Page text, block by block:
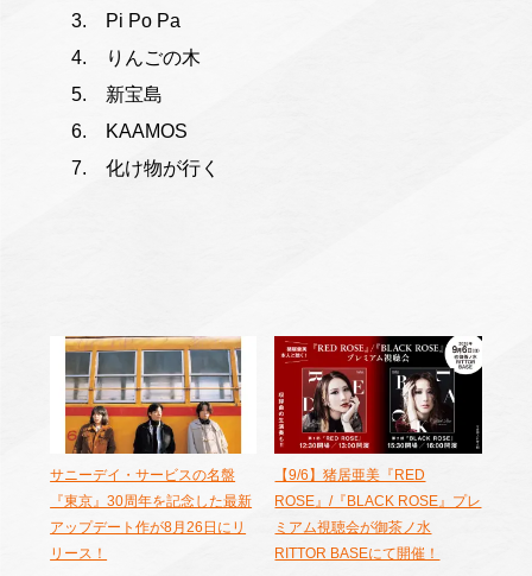
Pi Po Pa
りんごの木
新宝島
KAAMOS
化け物が行く
サニーデイ・サービスの名盤
『東京』30周年を記念した最新
アップデート作が8月26日にリ
リース！
【9/6】猪居亜美『RED
ROSE』/『BLACK ROSE』プレ
ミアム視聴会が御茶ノ水
RITTOR BASEにて開催！